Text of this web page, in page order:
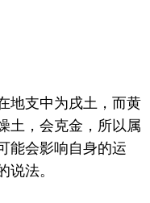
支中为戌土，而黄
土，会克金，所以属
能会影响自身的运
法。